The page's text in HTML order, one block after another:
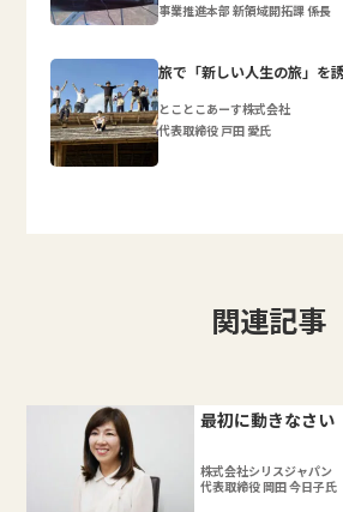
事業推進本部 新領域開拓課 係長
旅で「新しい人生の旅」を
とことこあーす株式会社
代表取締役 戸田 愛氏
関連記事
最初に動きなさい
株式会社シリスジャパン
代表取締役 岡田 今日子氏